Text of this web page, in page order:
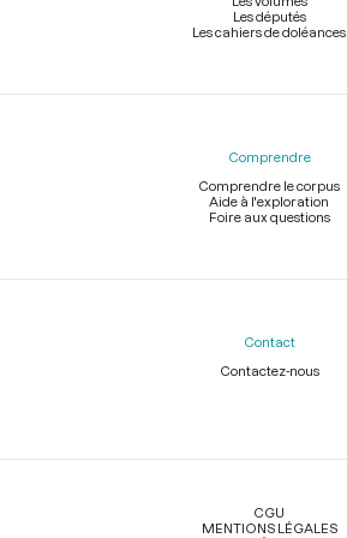
Les députés
Les cahiers de doléances
Comprendre
Comprendre le corpus
Aide à l'exploration
Foire aux questions
Contact
Contactez-nous
Légal
CGU
MENTIONS LÉGALES